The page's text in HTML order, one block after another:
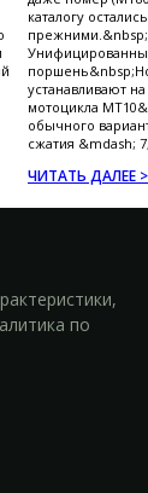
каталогу остались
устанавливают на
мотоцикла
обычного
сжатия &mdash;
ЧИТАТЬ ДАЛЕЕ
по